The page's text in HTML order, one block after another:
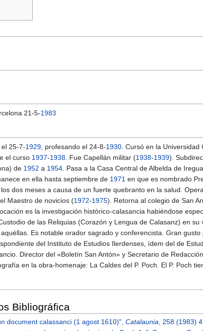
21-5-1983
25-7-1929, profesando el 24-8-1930. Cursó en la
el curso 1937-1938. Fue Capellán militar (1938-1939).
de 1952 a 1954. Pasa a la Casa Central de Albelda de
en ella hasta septiembre de 1971 en que es nombrado
dos meses a causa de un fuerte quebranto en la salud.
Maestro de novicios (1972-1975). Retorna al colegio de San
es la investigación histórico-calasancia habiéndose
de las Reliquias (Corazón y Lengua de Calasanz) en
Es notable orador sagrado y conferencista. Gran
del Instituto de Estudios Ilerdenses, ídem del de
Director del «Boletín San Antón» y Secretario de
en la obra-homenaje: La Caldes del P. Poch. El P. Poch
Bibliográfica
document calassanci (1 agost 1610)",Catalaunia , 258 (1983)